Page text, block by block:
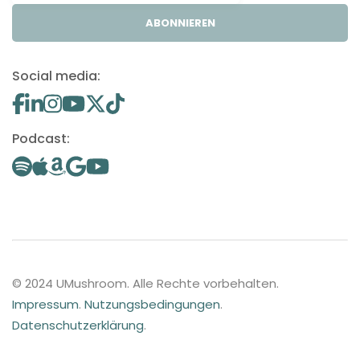
ABONNIEREN
Social media:
Podcast:
© 2024 UMushroom. Alle Rechte vorbehalten.
Impressum. Nutzungsbedingungen.
Datenschutzerklärung.